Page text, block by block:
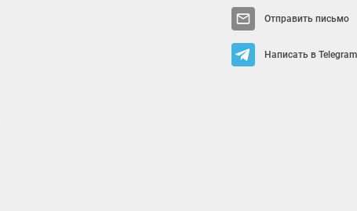
Отправить письмо
Написать в Telegram